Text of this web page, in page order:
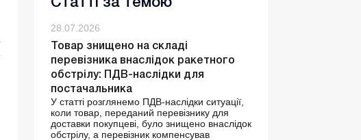
Статті за темою
28.07.2026
Товар знищено на складі
перевізника внаслідок ракетного
обстрілу: ПДВ-наслідки для
постачальника
У статті розглянемо ПДВ-наслідки ситуації,
коли товар, переданий перевізнику для
доставки покупцеві, було знищено внаслідок
обстрілу, а перевізник компенсував